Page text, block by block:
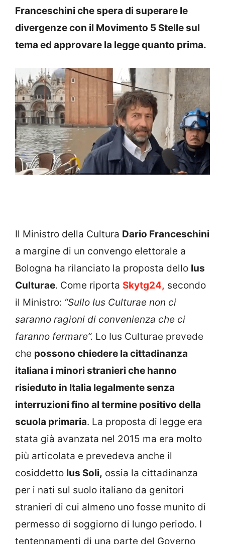
Franceschini che spera di superare le
divergenze con il Movimento 5 Stelle sul
tema ed approvare la legge quanto prima.
Il Ministro della Cultura Dario Franceschini
a margine di un convengo elettorale a
Bologna ha rilanciato la proposta dello Ius
Culturae. Come riporta Skytg24, secondo
il Ministro: “Sullo Ius Culturae non ci
saranno ragioni di convenienza che ci
faranno fermare”. Lo Ius Culturae prevede
che possono chiedere la cittadinanza
italiana i minori stranieri che hanno
risieduto in Italia legalmente senza
interruzioni fino al termine positivo della
scuola primaria. La proposta di legge era
stata già avanzata nel 2015 ma era molto
più articolata e prevedeva anche il
cosiddetto Ius Soli, ossia la cittadinanza
per i nati sul suolo italiano da genitori
stranieri di cui almeno uno fosse munito di
permesso di soggiorno di lungo periodo. I
tentennamenti di una parte del Governo